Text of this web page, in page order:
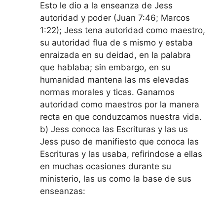
Esto le dio a la enseanza de Jess
autoridad y poder (Juan 7:46; Marcos
1:22); Jess tena autoridad como maestro,
su autoridad flua de s mismo y estaba
enraizada en su deidad, en la palabra
que hablaba; sin embargo, en su
humanidad mantena las ms elevadas
normas morales y ticas. Ganamos
autoridad como maestros por la manera
recta en que conduzcamos nuestra vida.
b) Jess conoca las Escrituras y las us
Jess puso de manifiesto que conoca las
Escrituras y las usaba, refirindose a ellas
en muchas ocasiones durante su
ministerio, las us como la base de sus
enseanzas: